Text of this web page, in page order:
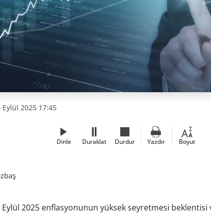
Eylül 2025 17:45
Dinle Duraklat Durdur Yazdır Boyut
Eylül 2025 enflasyonunun yüksek seyretmesi